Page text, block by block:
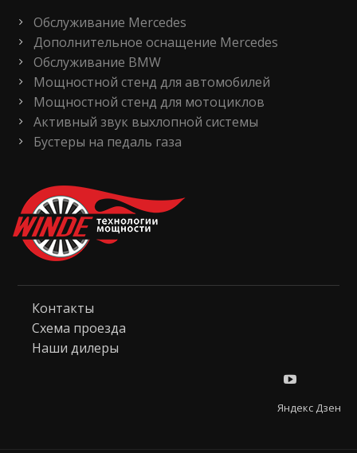
Обслуживание Mercedes
Дополнительное оснащение Mercedes
Обслуживание BMW
Мощностной стенд для автомобилей
Мощностной стенд для мотоциклов
Активный звук выхлопной системы
Бустеры на педаль газа
Контакты
Схема проезда
Наши дилеры
Яндекс Дзен